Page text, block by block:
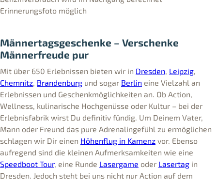
Erinnerungsfoto möglich
Männertagsgeschenke – Verschenke
Männerfreude pur
Mit über 650 Erlebnissen bieten wir in Dresden, Leipzig,
Chemnitz, Brandenburg und sogar Berlin eine Vielzahl an
Erlebnissen und Geschenkmöglichkeiten an. Ob Action,
Wellness, kulinarische Hochgenüsse oder Kultur – bei der
Erlebnisfabrik wirst Du definitiv fündig. Um Deinem Vater,
Mann oder Freund das pure Adrenalingefühl zu ermöglichen
schlagen wir Dir einen Höhenflug in Kamenz vor. Ebenso
aufregend sind die kleinen Aufmerksamkeiten wie eine
Speedboot Tour, eine Runde Lasergame oder Lasertag in
Dresden. Jedoch steht bei uns nicht nur Action auf dem